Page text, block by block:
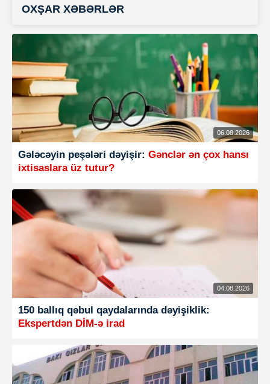
OXŞAR XƏBƏRLƏR
06.08.2026
Gələcəyin peşələri dəyişir: Gənclər ən çox hansı
ixtisaslara üz tutur?
04.08.2026
150 ballıq qəbul qaydalarında dəyişiklik:
Ekspertdən DİM-ə irad